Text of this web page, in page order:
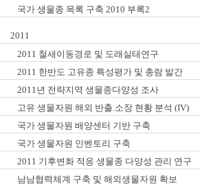
국가 생물종 목록 구축 2010 부록2
2011
2011 철새이동경로 및 도래실태연구
2011 한반도 고유종 특성평가 및 총람 발간
2011년 전략지역 생물종다양성 조사
고유 생물자원 해외 반출.소장 현황 분석 (IV)
국가 생물자원 배양센터 기반 구축
국가 생물자원 인벤토리 구축
2011 기후변화 적응 생물종 다양성 관리 연구
남남협력체계 구축 및 해외생물자원 확보